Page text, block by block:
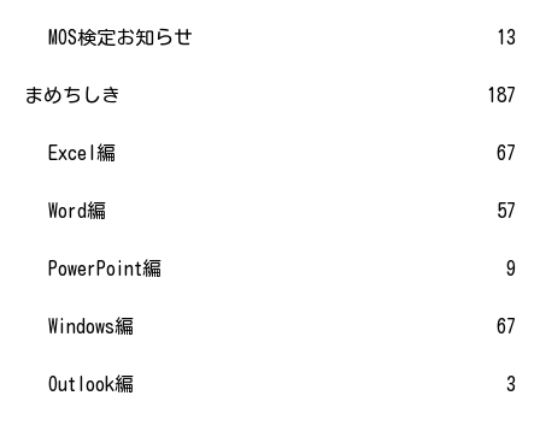
MOS検定お知らせ 13
まめちしき 187
Excel編 67
Word編 57
PowerPoint編 9
Windows編 67
Outlook編 3